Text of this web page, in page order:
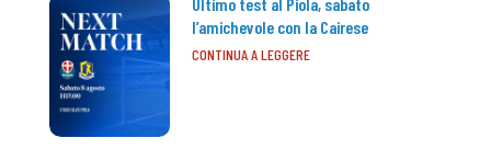
l’amichevole con la Cairese
CONTINUA A LEGGERE